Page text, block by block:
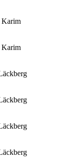
Karim
Karim